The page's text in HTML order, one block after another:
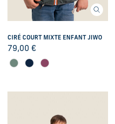
CIRÉ COURT MIXTE ENFANT JIWO
79,00 €